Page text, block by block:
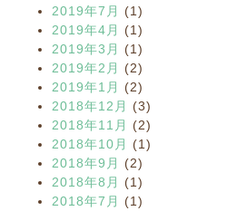
2019年7月
(1)
2019年4月
(1)
2019年3月
(1)
2019年2月
(2)
2019年1月
(2)
2018年12月
(3)
2018年11月
(2)
2018年10月
(1)
2018年9月
(2)
2018年8月
(1)
2018年7月
(1)